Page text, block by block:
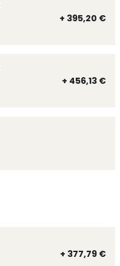
+ 395,20 €
+ 456,13 €
+ 377,79 €